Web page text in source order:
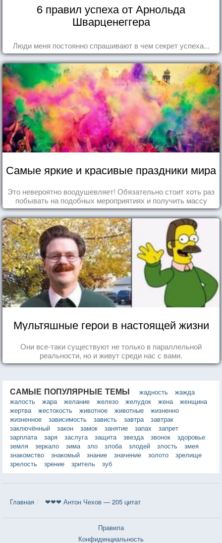
6 правил успеха от Арнольда
Шварценеггера
Люди меня постоянно спрашивают в чем секрет успеха...
Самые яркие и красивые праздники мира
Это невероятно воодушевляет! Обязательно стоит хоть раз
побывать на подобных мероприятиях и получить массу
впечатлений!
Мультяшные герои в настоящей жизни
Они все-таки существуют не только в параллельной
реальности, но и живут среди нас с вами.
САМЫЕ ПОПУЛЯРНЫЕ ТЕМЫ жадность
жажда
жалость
жара желание железо желудок жена
женщина
жертва
жестокость животное животные
жизненно
жизненное
зависимость зависть завтра
завтрак
заключённый
закон замок занятие запах
запрет
зарплата
заря заслуга защита звезда звонок
здоровье
земля
зеркало зима зло злоба злодей злость
змея
знакомство
знакомый знание значение золото
зрелище
зрелость
зрение зритель зуб
Главная ❤❤❤ Антон Чехов — 205 цитат
Правила
Конфиденциальность